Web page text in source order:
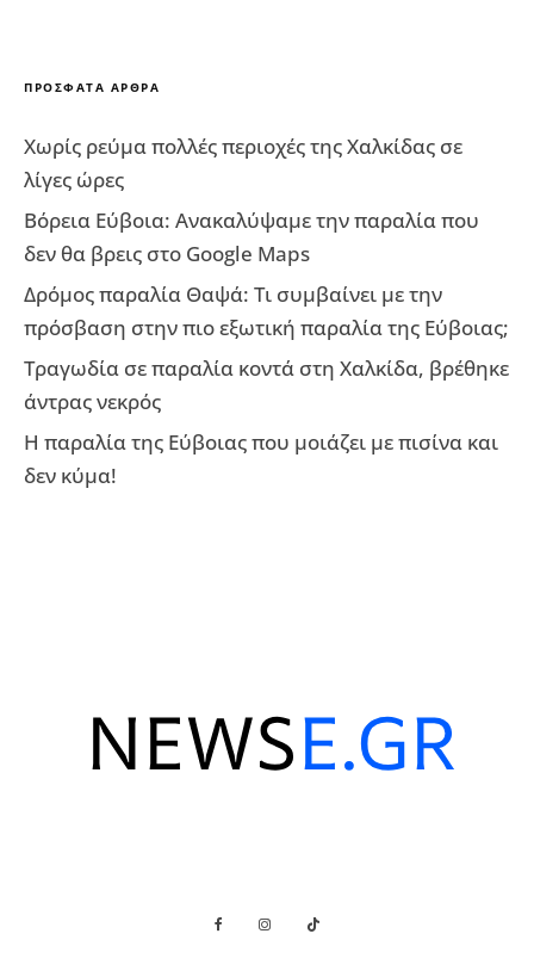
ΠΡΌΣΦΑΤΑ ΆΡΘΡΑ
Χωρίς ρεύμα πολλές περιοχές της Χαλκίδας σε
λίγες ώρες
Βόρεια Εύβοια: Ανακαλύψαμε την παραλία που
δεν θα βρεις στο Google Maps
Δρόμος παραλία Θαψά: Τι συμβαίνει με την
πρόσβαση στην πιο εξωτική παραλία της Εύβοιας;
Τραγωδία σε παραλία κοντά στη Χαλκίδα, βρέθηκε
άντρας νεκρός
Η παραλία της Εύβοιας που μοιάζει με πισίνα και
δεν κύμα!